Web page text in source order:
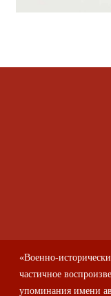
«Военно-
частичное
упоминания имени